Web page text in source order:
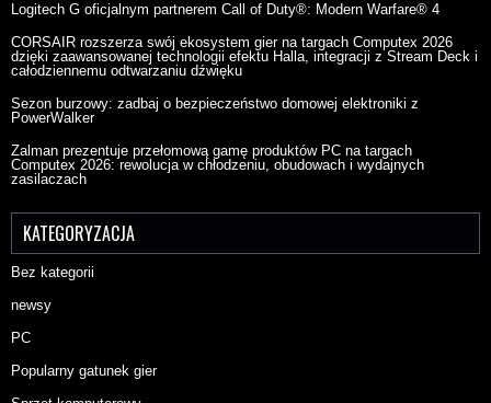
Logitech G oficjalnym partnerem Call of Duty®: Modern Warfare® 4
CORSAIR rozszerza swój ekosystem gier na targach Computex 2026
dzięki zaawansowanej technologii efektu Halla, integracji z Stream Deck i
całodziennemu odtwarzaniu dźwięku
Sezon burzowy: zadbaj o bezpieczeństwo domowej elektroniki z
PowerWalker
Zalman prezentuje przełomową gamę produktów PC na targach
Computex 2026: rewolucja w chłodzeniu, obudowach i wydajnych
zasilaczach
KATEGORYZACJA
Bez kategorii
newsy
PC
Popularny gatunek gier